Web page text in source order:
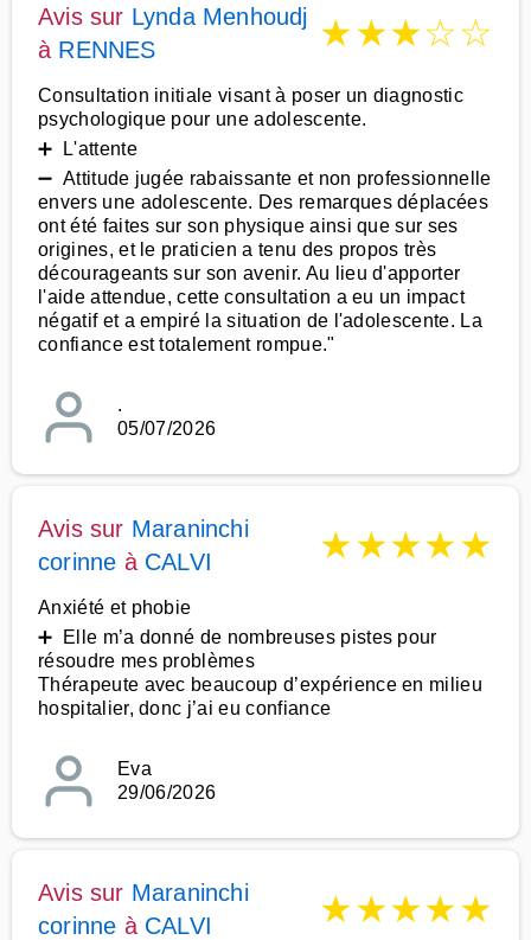
Avis sur Lynda Menhoudj
à RENNES ★★★☆☆
Consultation initiale visant à poser un diagnostic
psychologique pour une adolescente.
➕ L'attente
➖ Attitude jugée rabaissante et non professionnelle
envers une adolescente. Des remarques déplacées
ont été faites sur son physique ainsi que sur ses
origines, et le praticien a tenu des propos très
décourageants sur son avenir. Au lieu d'apporter
l'aide attendue, cette consultation a eu un impact
négatif et a empiré la situation de l'adolescente. La
confiance est totalement rompue."
.
05/07/2026
Avis sur Maraninchi
corinne à CALVI ★★★★★
Anxiété et phobie
➕ Elle m’a donné de nombreuses pistes pour
résoudre mes problèmes
Thérapeute avec beaucoup d’expérience en milieu
hospitalier, donc j’ai eu confiance
Eva
29/06/2026
Avis sur Maraninchi
corinne à CALVI ★★★★★